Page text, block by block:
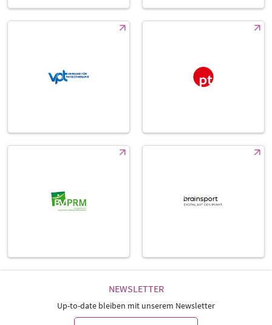
NEWSLETTER
Up-to-date bleiben mit unserem Newsletter